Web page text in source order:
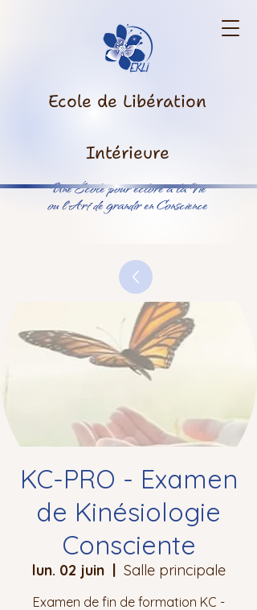
Ecole de Libération
Intérieure
Une École pour éclore à la Vie
ou l’Art de grandir en Conscience
KC-PRO - Examen
de Kinésiologie
Consciente
lun. 02 juin
  |
Salle principale
Examen de fin de formation KC -